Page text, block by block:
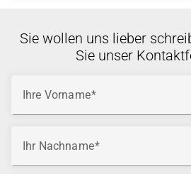
Sie wollen uns lieber
Sie unser
Ihre Vorname
Ihr Nachname